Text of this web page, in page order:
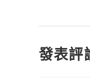
發表評